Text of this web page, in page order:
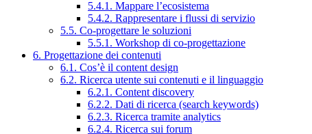
5.4.1. Mappare l’ecosistema
5.4.2. Rappresentare i flussi di servizio
5.5. Co-progettare le soluzioni
5.5.1. Workshop di co-progettazione
6. Progettazione dei contenuti
6.1. Cos’è il content design
6.2. Ricerca utente sui contenuti e il linguaggio
6.2.1. Content discovery
6.2.2. Dati di ricerca (search keywords)
6.2.3. Ricerca tramite analytics
6.2.4. Ricerca sui forum